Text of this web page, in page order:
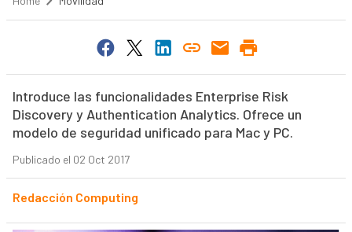
Introduce las funcionalidades Enterprise Risk
Discovery y Authentication Analytics. Ofrece un
modelo de seguridad unificado para Mac y PC.
Publicado el 02 Oct 2017
Redacción Computing